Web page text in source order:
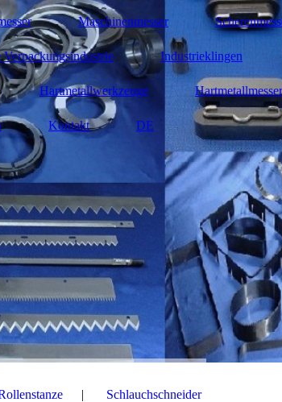
Maschinenmesser
Industrieklingen
Hartmetallwerkzeuge Hartmetallmesser
Kontakt DE
Schlauchschneider